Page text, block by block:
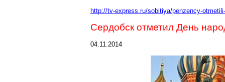
http://tv-express.ru/sobitiya/penzency-
Сердобск отметил День
04.11.2014